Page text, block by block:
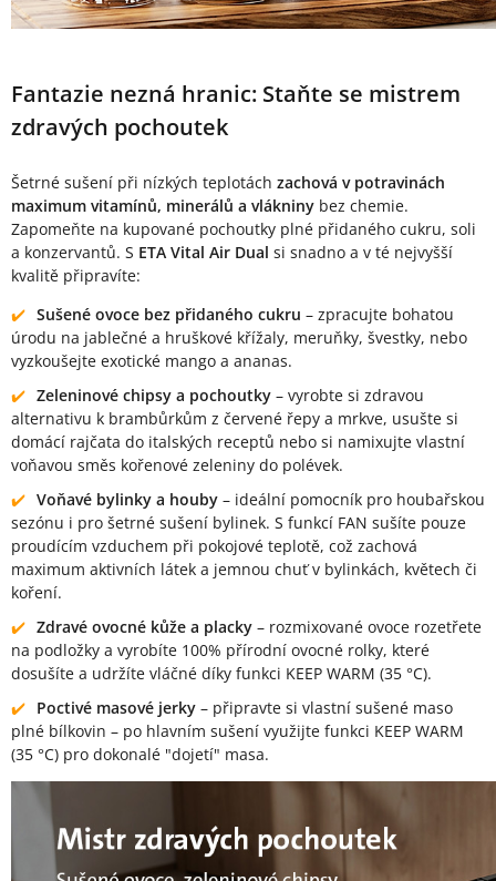
Fantazie nezná hranic: Staňte se mistrem
zdravých pochoutek
Šetrné sušení při nízkých teplotách zachová v potravinách
maximum vitamínů, minerálů a vlákniny bez chemie.
Zapomeňte na kupované pochoutky plné přidaného cukru, soli
a konzervantů. S ETA Vital Air Dual si snadno a v té nejvyšší
kvalitě připravíte:
Sušené ovoce bez přidaného cukru – zpracujte bohatou
úrodu na jablečné a hruškové křížaly, meruňky, švestky, nebo
vyzkoušejte exotické mango a ananas.
Zeleninové chipsy a pochoutky – vyrobte si zdravou
alternativu k brambůrkům z červené řepy a mrkve, usušte si
domácí rajčata do italských receptů nebo si namixujte vlastní
voňavou směs kořenové zeleniny do polévek.
Voňavé bylinky a houby – ideální pomocník pro houbařskou
sezónu i pro šetrné sušení bylinek. S funkcí FAN sušíte pouze
proudícím vzduchem při pokojové teplotě, což zachová
maximum aktivních látek a jemnou chuť v bylinkách, květech či
koření.
Zdravé ovocné kůže a placky – rozmixované ovoce rozetřete
na podložky a vyrobíte 100% přírodní ovocné rolky, které
dosušíte a udržíte vláčné díky funkci KEEP WARM (35 °C).
Poctivé masové jerky – připravte si vlastní sušené maso
plné bílkovin – po hlavním sušení využijte funkci KEEP WARM
(35 °C) pro dokonalé "dojetí" masa.